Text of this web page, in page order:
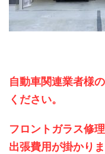
自動車関連業者様
ください。
フロントガラス修
出張費用が掛かりま